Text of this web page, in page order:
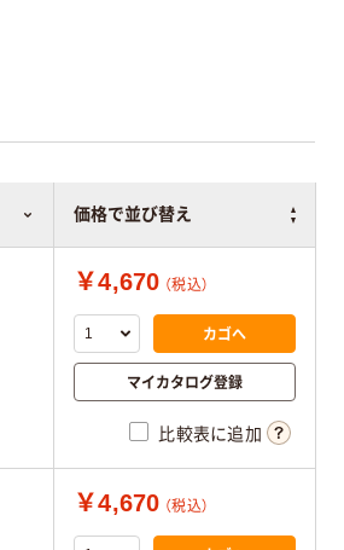
価格で並び替え
￥4,670 （税込）
カゴへ
マイカタログ登録
比較表に追加
￥4,670 （税込）